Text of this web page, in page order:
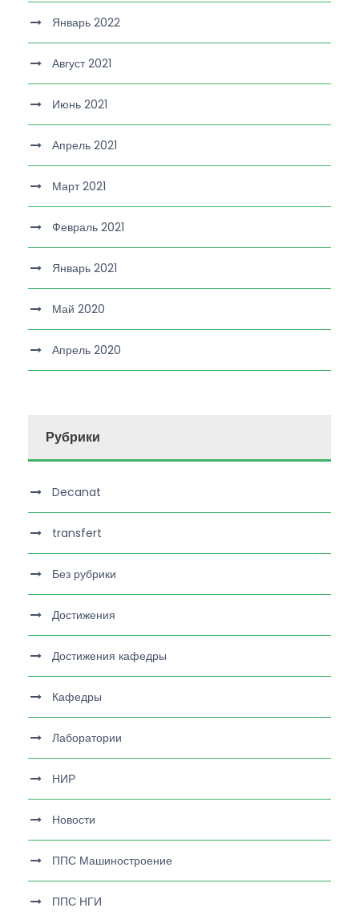
Январь 2022
Август 2021
Июнь 2021
Апрель 2021
Март 2021
Февраль 2021
Январь 2021
Май 2020
Апрель 2020
Рубрики
Decanat
transfert
Без рубрики
Достижения
Достижения кафедры
Кафедры
Лаборатории
НИР
Новости
ППС Машиностроение
ППС НГИ